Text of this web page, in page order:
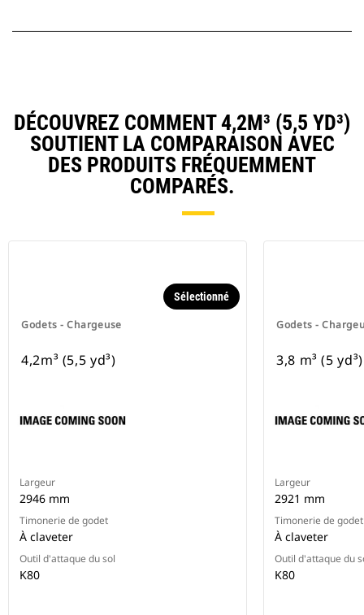
DÉCOUVREZ COMMENT 4,2M³ (5,5 YD³)
SOUTIENT LA COMPARAISON AVEC
DES PRODUITS FRÉQUEMMENT
COMPARÉS.
Godets - Chargeuse
Sélectionné
4,2m³ (5,5 yd³)
Largeur
2946 mm
Timonerie de godet
À claveter
Outil d'attaque du sol
K80
Godets -
3,8 m³ (5 yd³)
Largeur
2921 mm
Timonerie de godet
À claveter
Outil d'attaque du
K80